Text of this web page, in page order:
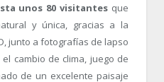
unos 80 visitantes que
y única, gracias a la
junto a fotografías de lapso
cambio de clima, juego de
de un excelente paisaje